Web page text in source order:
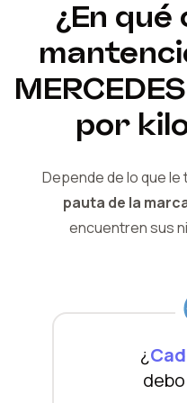
¿En
por
Depende de lo que le
pauta de la
encuentren sus
¿